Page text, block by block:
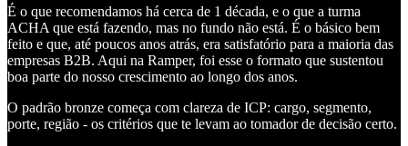
É o que recomendamos há cerca de 1 década, e o que a turma
ACHA que está fazendo, mas no fundo não está. É o básico bem
feito e que, até poucos anos atrás, era satisfatório para a maioria das
empresas B2B. Aqui na Ramper, foi esse o formato que sustentou
boa parte do nosso crescimento ao longo dos anos.
O padrão bronze começa com clareza de ICP: cargo, segmento,
porte, região - os critérios que te levam ao tomador de decisão certo.